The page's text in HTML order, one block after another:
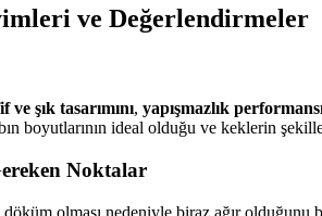
ve Değerlendirmeler
ve şık tasarımını, yapışmazlık
boyutlarının ideal olduğu ve keklerin
Noktalar
döküm olması nedeniyle biraz ağır